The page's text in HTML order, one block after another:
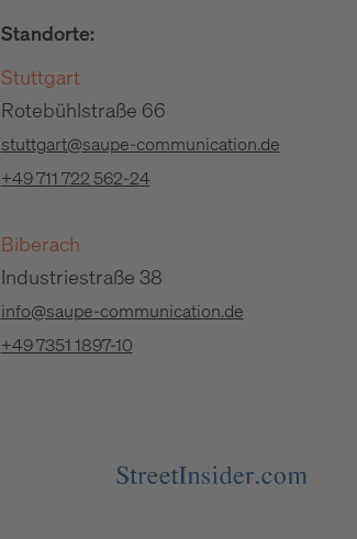
Standorte:
Stuttgart
Rotebühlstraße 66
stuttgart@saupe-communication.de
+49 711 722 562-24
Biberach
Industriestraße 38
info@saupe-communication.de
+49 7351 1897-10